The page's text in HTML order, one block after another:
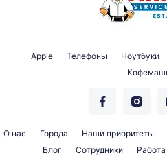
Apple Телефоны Ноутбуки
О нас Города Наши приоритеты
Блог
Сотрудники